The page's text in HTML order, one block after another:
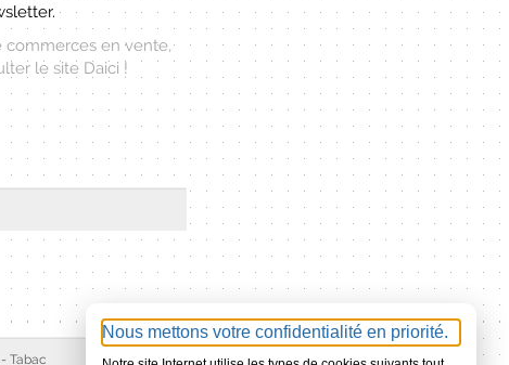
commerces en vente,
le site Daici !
Nous mettons votre confidentialité en priorité.